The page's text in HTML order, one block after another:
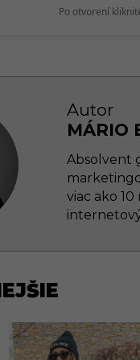
Po otvorení
Autor
MÁRIO
Absolvent
viac ako